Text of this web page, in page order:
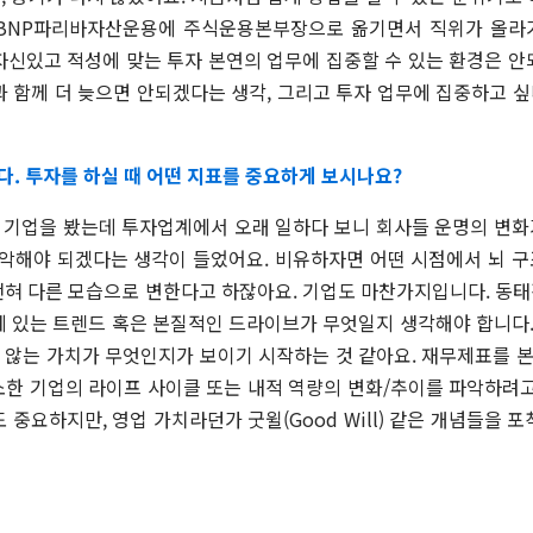
파리바자산운용에 주식운용본부장으로 옮기면서 직위가 올
있고 적성에 맞는 투자 본연의 업무에 집중할 수 있는 환경은
함께 더 늦으면 안되겠다는 생각, 그리고 투자 업무에 집중하고
. 투자를 하실 때 어떤 지표를 중요하게 보시나요?
업을 봤는데 투자업계에서 오래 일하다 보니 회사들 운명의 변
해야 되겠다는 생각이 들었어요. 비유하자면 어떤 시점에서 뇌
다른 모습으로 변한다고 하잖아요. 기업도 마찬가지입니다. 동
있는 트렌드 혹은 본질적인 드라이브가 무엇일지 생각해야 합니
는 가치가 무엇인지가 보이기 시작하는 것 같아요. 재무제표를
기업의 라이프 사이클 또는 내적 역량의 변화/추이를 파악하려
중요하지만, 영업 가치라던가 굿윌(Good Will) 같은 개념들을